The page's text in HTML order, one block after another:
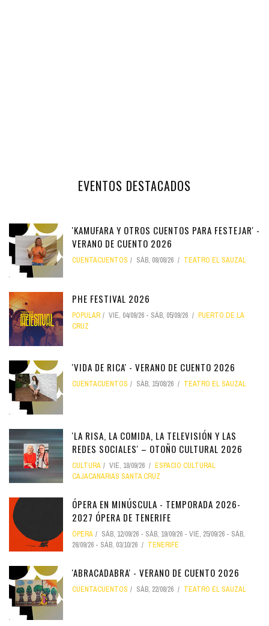
EVENTOS DESTACADOS
'KAMUFARA Y OTROS CUENTOS PARA FESTEJAR' -
VERANO DE CUENTO 2026
CUENTACUENTOS SÁB, 08/08/26 TEATRO EL SAUZAL
PHE FESTIVAL 2026
POPULAR VIE, 04/09/26 - SÁB, 05/09/26
PUERTO DE LA
CRUZ
'VIDA DE RICA' - VERANO DE CUENTO 2026
CUENTACUENTOS SÁB, 15/08/26 TEATRO EL SAUZAL
'LA RISA, LA COMIDA, LA TELEVISIÓN Y LAS
REDES SOCIALES' – OTOÑO CULTURAL 2026
CULTURA VIE, 18/09/26
ESPACIO CULTURAL
CAJACANARIAS SANTA CRUZ
ÓPERA EN MINÚSCULA - TEMPORADA 2026-
2027 ÓPERA DE TENERIFE
ÓPERA SÁB, 12/09/26 - SÁB, 19/09/26 - VIE, 25/09/26 - SÁB,
26/09/26 - SÁB, 03/10/26 TENERIFE
'ABRACADABRA' - VERANO DE CUENTO 2026
CUENTACUENTOS SÁB, 22/08/26 TEATRO EL SAUZAL